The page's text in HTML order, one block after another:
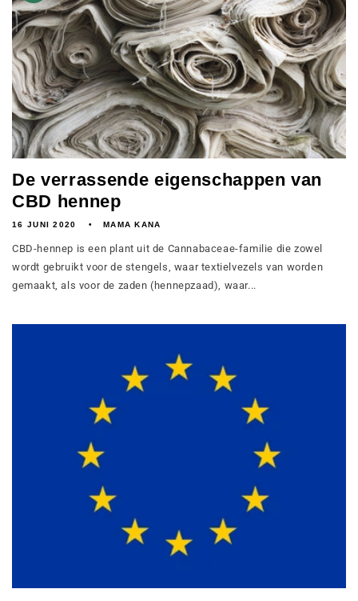
De verrassende eigenschappen van
CBD hennep
16 JUNI 2020 MAMA KANA
CBD-hennep is een plant uit de Cannabaceae-familie die zowel
wordt gebruikt voor de stengels, waar textielvezels van worden
gemaakt, als voor de zaden (hennepzaad), waar...